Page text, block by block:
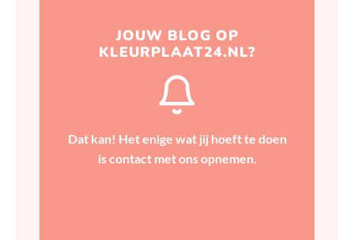
JOUW BLOG OP
KLEURPLAAT24.NL?
Dat kan! Het enige wat jij hoeft te doen
is contact met ons opnemen.
Hierna zorgen wij ervoor dat
jouw blog naar wens op onze
Contact